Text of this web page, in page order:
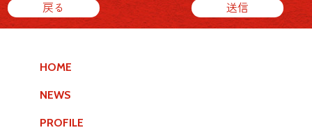
戻る 送信
HOME
NEWS
PROFILE